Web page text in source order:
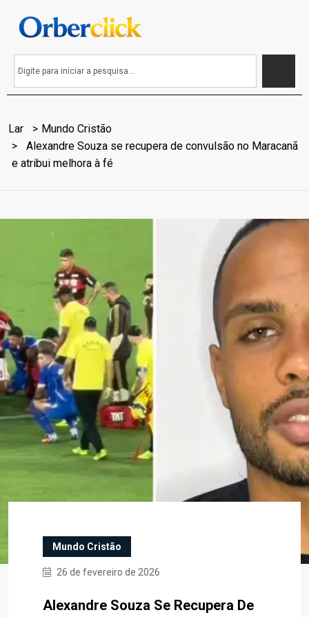
Lar
Mundo Cristão
Alexandre Souza se recupera de convulsão no Maracanã
e atribui melhora à fé
Mundo Cristão
26 de fevereiro de 2026
Alexandre Souza Se Recupera De